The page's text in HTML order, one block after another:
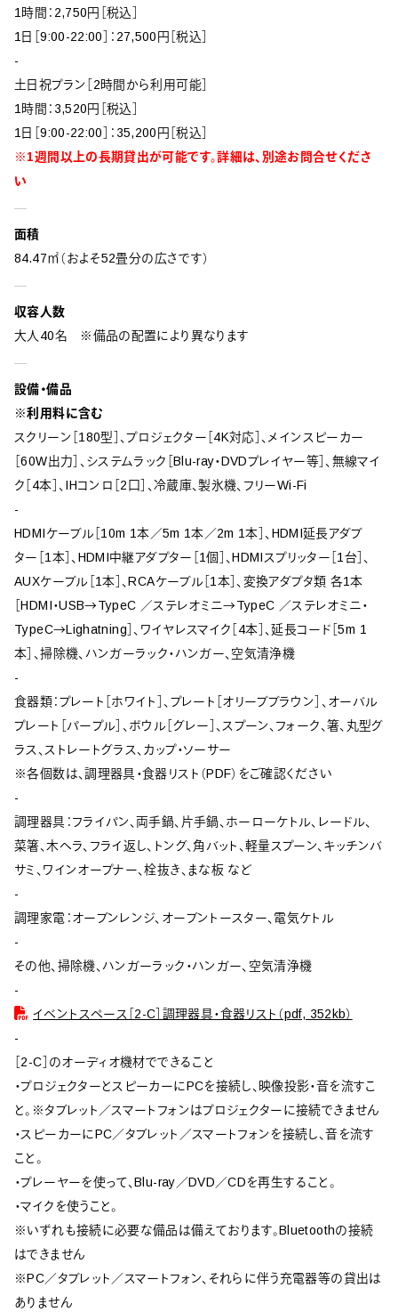
1時間：2,750円［税込］
1日［9:00-22:00］：27,500円［税込］
-
土日祝プラン［2時間から利用可能］
1時間：3,520円［税込］
1日［9:00-22:00］：35,200円［税込］
※1週間以上の長期貸出が可能です。詳細は、別途お問合せくださ
い
面積
84.47㎡（およそ52畳分の広さです）
収容人数
大人40名 ※備品の配置により異なります
設備・備品
※利用料に含む
スクリーン［180型］、プロジェクター［4K対応］、メインスピーカー
［60W出力］、システムラック［Blu-ray・DVDプレイヤー等］、無線マイ
ク［4本］、IHコンロ［2口］、冷蔵庫、製氷機、フリーWi-Fi
-
HDMIケーブル［10m 1本／5m 1本／2m 1本］、HDMI延長アダブ
ター［1本］、HDMI中継アダプター［1個］、HDMIスプリッター［1台］、
AUXケーブル［1本］、RCAケーブル［1本］、変換アダプタ類 各1本
［HDMI・USB→TypeC ／ステレオミニ→TypeC ／ステレオミニ・
TypeC→Lighatning］、ワイヤレスマイク［4本］、延長コード［5m 1
本］、掃除機、ハンガーラック・ハンガー、空気清浄機
-
食器類：プレート［ホワイト］、プレート［オリーブブラウン］、オーバル
プレート［パープル］、ボウル［グレー］、スプーン、フォーク、箸、丸型グ
ラス、ストレートグラス、カップ・ソーサー
※各個数は、調理器具・食器リスト（PDF）をご確認ください
-
調理器具：フライパン、両手鍋、片手鍋、ホーローケトル、レードル、
菜箸、木ヘラ、フライ返し、トング、角バット、軽量スプーン、キッチンバ
サミ、ワインオープナー、栓抜き、まな板 など
-
調理家電：オーブンレンジ、オーブントースター、電気ケトル
-
その他、掃除機、ハンガーラック・ハンガー、空気清浄機
-
イベントスペース［2-C］調理器具・食器リスト（pdf, 352kb）
-
［2-C］のオーディオ機材でできること
・プロジェクターとスピーカーにPCを接続し、映像投影・音を流すこ
と。※タブレット／スマートフォンはプロジェクターに接続できません
・スピーカーにPC／タブレット／スマートフォンを接続し、音を流す
こと。
・プレーヤーを使って、Blu-ray／DVD／CDを再生すること。
・マイクを使うこと。
※いずれも接続に必要な備品は備えております。Bluetoothの接続
はできません
※PC／タブレット／スマートフォン、それらに伴う充電器等の貸出は
ありません